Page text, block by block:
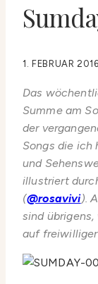
1. FEBRUAR 2016
Das
Summe am
der
Songs die ich
und
illustriert
(@rosavivi).
sind
auf freiwilliger